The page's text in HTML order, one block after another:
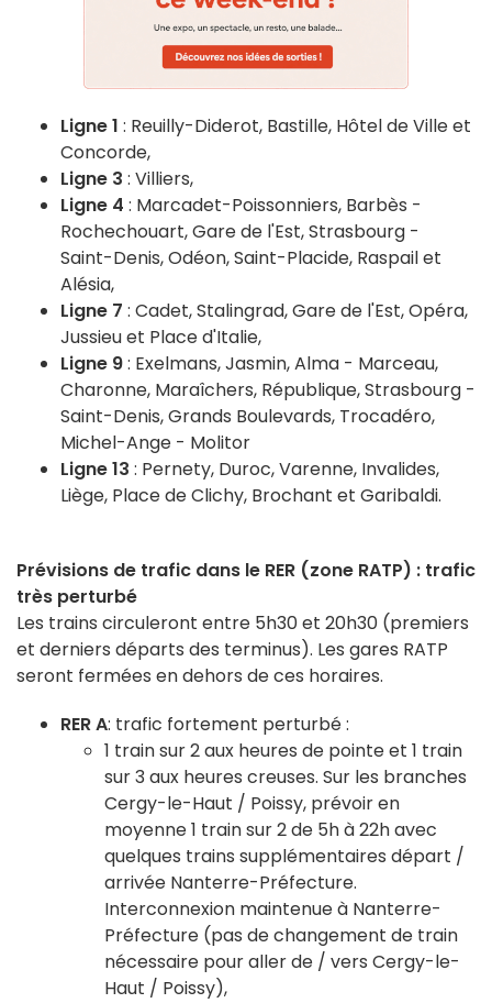
Ligne 1 : Reuilly-Diderot, Bastille, Hôtel de Ville et
Concorde,
Ligne 3 : Villiers,
Ligne 4 : Marcadet-Poissonniers, Barbès -
Rochechouart, Gare de l'Est, Strasbourg -
Saint-Denis, Odéon, Saint-Placide, Raspail et
Alésia,
Ligne 7 : Cadet, Stalingrad, Gare de l'Est, Opéra,
Jussieu et Place d'Italie,
Ligne 9: Exelmans, Jasmin, Alma - Marceau,
Charonne, Maraîchers, République, Strasbourg -
Saint-Denis, Grands Boulevards, Trocadéro,
Michel-Ange - Molitor
Ligne 13 : Pernety, Duroc, Varenne, Invalides,
Liège, Place de Clichy, Brochant et Garibaldi.
Prévisions de trafic dans le RER (zone RATP) : trafic
très perturbé
Les trains circuleront entre 5h30 et 20h30 (premiers
et derniers départs des terminus). Les gares RATP
seront fermées en dehors de ces horaires.
RER A: trafic fortement perturbé :
1 train sur 2 aux heures de pointe et 1 train
sur 3 aux heures creuses. Sur les branches
Cergy-le-Haut / Poissy, prévoir en
moyenne 1 train sur 2 de 5h à 22h avec
quelques trains supplémentaires départ /
arrivée Nanterre-Préfecture.
Interconnexion maintenue à Nanterre-
Préfecture (pas de changement de train
nécessaire pour aller de / vers Cergy-le-
Haut / Poissy),